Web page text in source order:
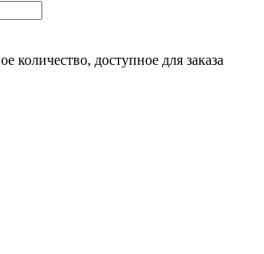
количество, доступное для заказа